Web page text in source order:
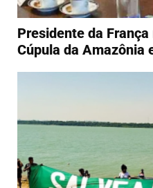
Presidente da
Cúpula da Amazônia